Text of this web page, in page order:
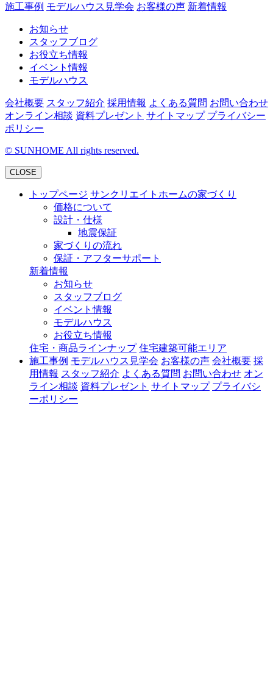
施工事例 モデルハウス見学会 お客様の声 新着情報
お知らせ
スタッフブログ
お役立ち情報
イベント情報
モデルハウス
会社概要 スタッフ紹介 採用情報 よくある質問 お問い合わせ
オンライン相談 資料プレゼント サイトマップ プライバシー
ポリシー
© SUNHOME All rights reserved.
CLOSE
トップページ サンクリエイトホームの家づくり
価格について
設計・仕様
地震保証
家づくりの流れ
保証・アフターサポート
新着情報
お知らせ
スタッフブログ
イベント情報
モデルハウス
お役立ち情報
住宅・商品ラインナップ 住宅建築可能エリア
施工事例 モデルハウス見学会 お客様の声 会社概要 採
用情報 スタッフ紹介 よくある質問 お問い合わせ オン
ライン相談 資料プレゼント サイトマップ プライバシ
ーポリシー